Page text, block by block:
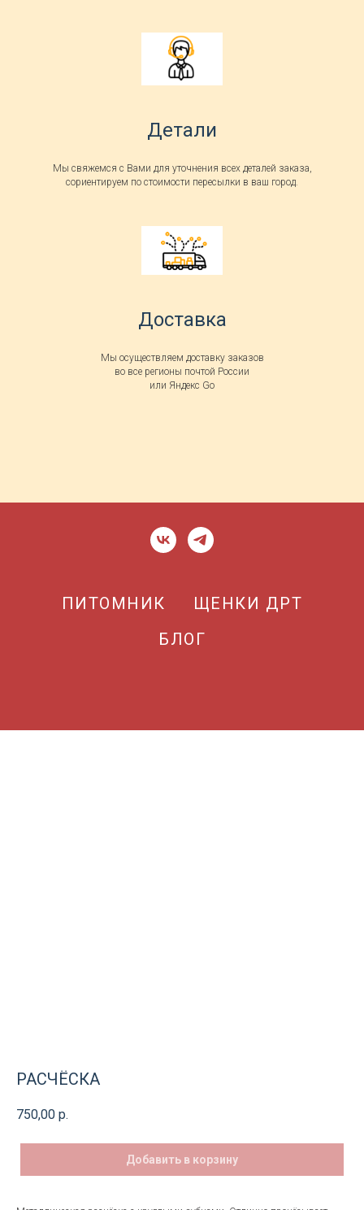
Детали
Мы свяжемся с Вами для уточнения всех деталей заказа,
сориентируем по стоимости пересылки в ваш город.
Доставка
Мы осуществляем доставку заказов
во все регионы почтой России
или Яндекс Go
ПИТОМНИК
ЩЕНКИ ДРТ
БЛОГ
РАСЧЁСКА
750,00 р.
Добавить в корзину